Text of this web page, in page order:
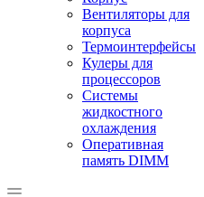
Вентиляторы для
корпуса
Термоинтерфейсы
Кулеры для
процессоров
Системы
жидкостного
охлаждения
Оперативная
память DIMM